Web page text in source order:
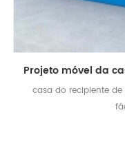
casa do recipiente